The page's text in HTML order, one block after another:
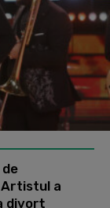
Artistul a
divorț